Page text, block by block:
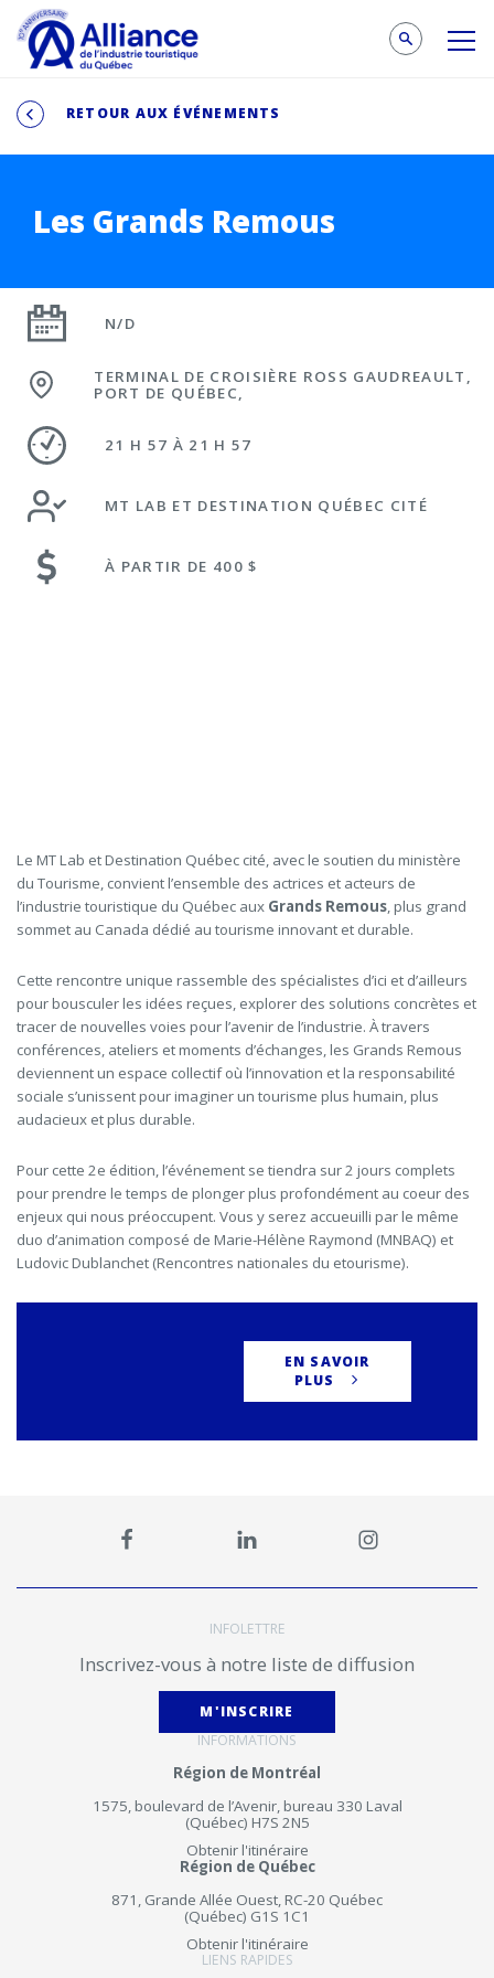
RETOUR AUX ÉVÉNEMENTS
Les Grands Remous
N/D
TERMINAL DE CROISIÈRE ROSS GAUDREAULT,
PORT DE QUÉBEC,
21 H 57 À 21 H 57
MT LAB ET DESTINATION QUÉBEC CITÉ
À PARTIR DE 400 $
Le MT Lab et Destination Québec cité, avec le soutien du ministère
du Tourisme, convient l’ensemble des actrices et acteurs de
l’industrie touristique du Québec aux Grands Remous, plus grand
sommet au Canada dédié au tourisme innovant et durable.
Cette rencontre unique rassemble des spécialistes d’ici et d’ailleurs
pour bousculer les idées reçues, explorer des solutions concrètes et
tracer de nouvelles voies pour l’avenir de l’industrie. À travers
conférences, ateliers et moments d’échanges, les Grands Remous
deviennent un espace collectif où l’innovation et la responsabilité
sociale s’unissent pour imaginer un tourisme plus humain, plus
audacieux et plus durable.
Pour cette 2e édition, l’événement se tiendra sur 2 jours complets
pour prendre le temps de plonger plus profondément au coeur des
enjeux qui nous préoccupent. Vous y serez accueuilli par le même
duo d’animation composé de Marie-Hélène Raymond (MNBAQ) et
Ludovic Dublanchet (Rencontres nationales du etourisme).
EN SAVOIR
PLUS
INFOLETTRE
Inscrivez-vous à notre liste de diffusion
M'INSCRIRE
INFORMATIONS
Région de Montréal
1575, boulevard de l’Avenir, bureau 330 Laval
(Québec) H7S 2N5
Obtenir l'itinéraire
Région de Québec
871, Grande Allée Ouest, RC-20 Québec
(Québec) G1S 1C1
Obtenir l'itinéraire
LIENS RAPIDES